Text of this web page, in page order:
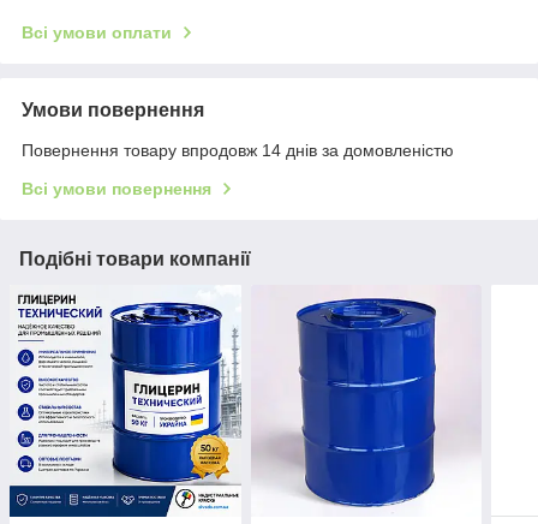
Всі умови оплати
Умови повернення
Повернення товару впродовж 14 днів за домовленістю
Всі умови повернення
Подібні товари компанії